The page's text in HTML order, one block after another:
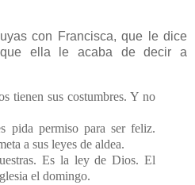
con Francisca, que le dice
que ella le acaba de decir a
tienen sus costumbres. Y no
pida permiso para ser feliz.
a sus leyes de aldea.
Es la ley de Dios. El
el domingo.